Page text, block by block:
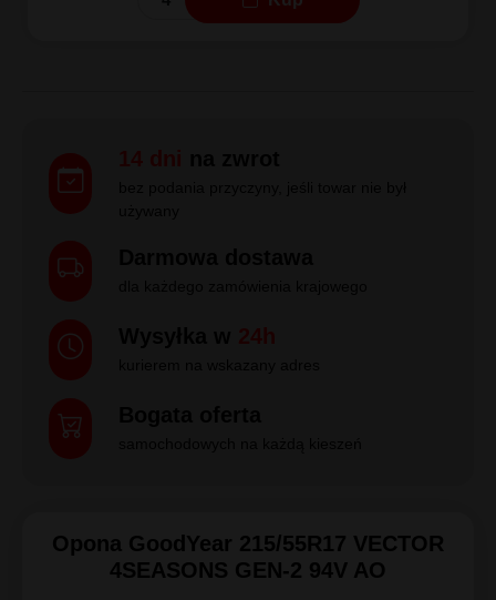
Opona GoodYear 215/55R17 VECTOR
4SEASONS GEN-2 94V AO